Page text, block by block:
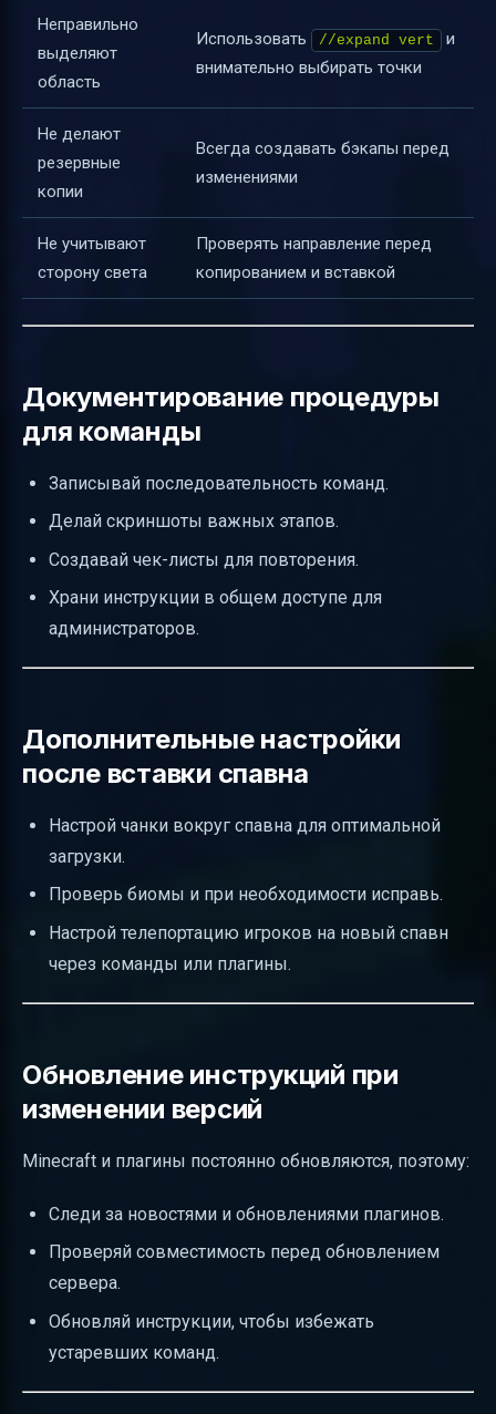
Неправильно
выделяют
область
Использовать //expand vert
и
внимательно выбирать точки
Не делают
резервные
копии
Всегда создавать бэкапы перед
изменениями
Не учитывают
сторону света
Проверять направление перед
копированием и вставкой
Документирование процедуры
для команды
Записывай последовательность команд.
Делай скриншоты важных этапов.
Создавай чек-листы для повторения.
Храни инструкции в общем доступе для
администраторов.
Дополнительные настройки
после вставки спавна
Настрой чанки вокруг спавна для оптимальной
загрузки.
Проверь биомы и при необходимости исправь.
Настрой телепортацию игроков на новый спавн
через команды или плагины.
Обновление инструкций при
изменении версий
Minecraft и плагины постоянно обновляются, поэтому:
Следи за новостями и обновлениями плагинов.
Проверяй совместимость перед обновлением
сервера.
Обновляй инструкции, чтобы избежать
устаревших команд.